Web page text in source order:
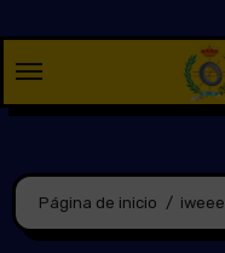
contenido
Página de inicio iweee